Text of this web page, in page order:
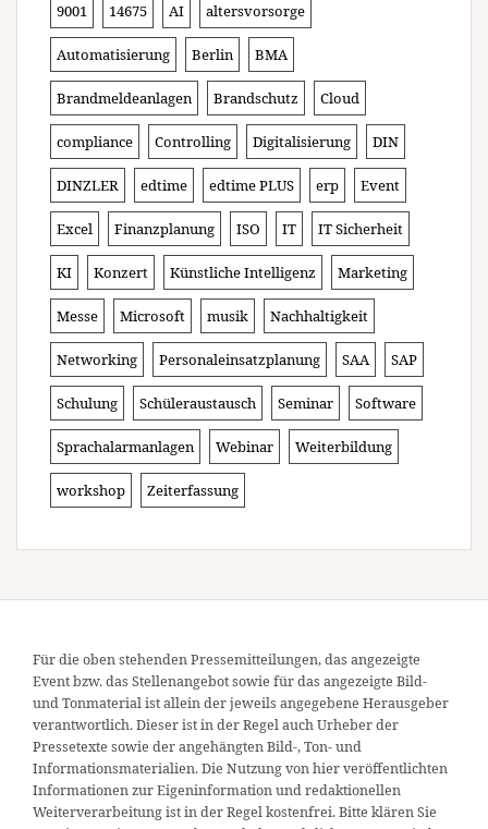
9001 14675 AI altersvorsorge
Automatisierung Berlin BMA
Brandmeldeanlagen Brandschutz Cloud
compliance Controlling Digitalisierung DIN
DINZLER edtime edtime PLUS erp Event
Excel Finanzplanung ISO IT IT Sicherheit
KI Konzert Künstliche Intelligenz Marketing
Messe Microsoft musik Nachhaltigkeit
Networking Personaleinsatzplanung SAA SAP
Schulung Schüleraustausch Seminar Software
Sprachalarmanlagen Webinar Weiterbildung
workshop Zeiterfassung
Für die oben stehenden Pressemitteilungen, das angezeigte
Event bzw. das Stellenangebot sowie für das angezeigte Bild-
und Tonmaterial ist allein der jeweils angegebene Herausgeber
verantwortlich. Dieser ist in der Regel auch Urheber der
Pressetexte sowie der angehängten Bild-, Ton- und
Informationsmaterialien. Die Nutzung von hier veröffentlichten
Informationen zur Eigeninformation und redaktionellen
Weiterverarbeitung ist in der Regel kostenfrei. Bitte klären Sie